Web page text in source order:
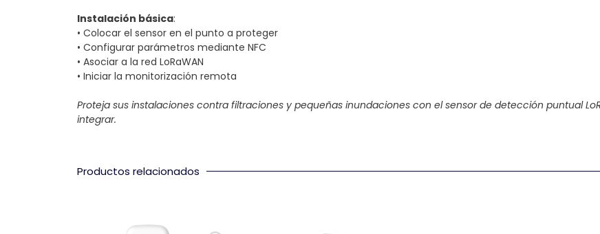
Instalación básica:
• Colocar el sensor en el punto a proteger
• Configurar parámetros mediante NFC
• Asociar a la red LoRaWAN
• Iniciar la monitorización remota
Proteja sus instalaciones contra filtraciones y pequeñas inundaciones con el sensor de detección puntual
integrar.
Productos relacionados